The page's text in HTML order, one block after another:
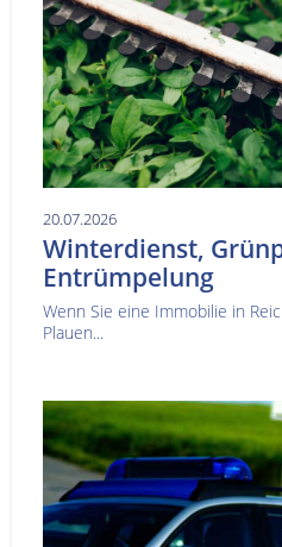
20.07.2026
Winterdienst,
Entrümpelung
Wenn Sie eine Immobilie in
Plauen...